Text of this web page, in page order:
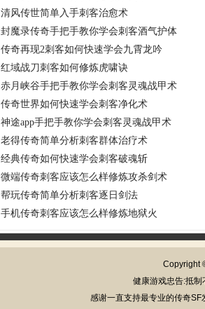
清风传世简单入手刺客治愈术
封魔录传奇手把手教你学会刺客酒气护体
传奇再现2刺客如何快速学会九霄龙吟
红域战刀刺客如何修炼虎啸诀
赤月峡谷手把手教你学会刺客灵魂战甲术
传奇世界如何快速学会刺客净化术
神途app手把手教你学会刺客灵魂战甲术
老得传奇简单分析刺客群体治疗术
经典传奇如何快速学会刺客破魂斩
微端传奇刺客应该怎么样修炼攻杀剑术
帮玩传奇简单分析刺客逐日剑法
手机传奇刺客应该怎么样修炼地狱火
Copyright
健康游戏忠告:抵
感谢一直支持最专业的传奇